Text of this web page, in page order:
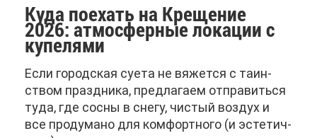
Ку­да по­ехать на Кре­ще­ние
2026: ат­мо­сфер­ные ло­ка­ции с
ку­пе­ля­ми
Ес­ли го­род­ская су­е­та не вя­жет­ся с та­ин­
ством празд­ни­ка, пред­ла­га­ем от­пра­вить­ся
ту­да, где сос­ны в сне­гу, чи­стый воз­дух и
все про­ду­ма­но для ком­форт­но­го (и эс­те­тич­